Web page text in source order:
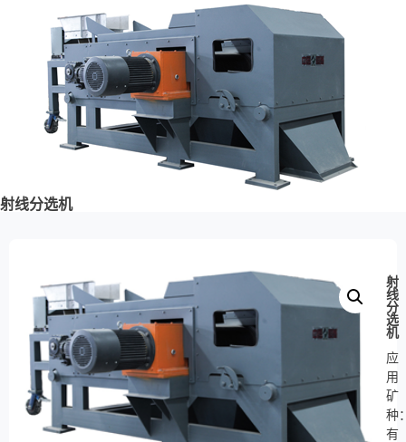
射线分选机
射
线
分
选
机
应
用
矿
种
有